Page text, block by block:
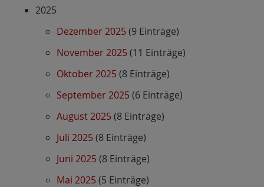
2025
Dezember 2025(9 Einträge)
November 2025(11 Einträge)
Oktober 2025(8 Einträge)
September 2025(6 Einträge)
August 2025(8 Einträge)
Juli 2025(8 Einträge)
Juni 2025(8 Einträge)
Mai 2025(5 Einträge)